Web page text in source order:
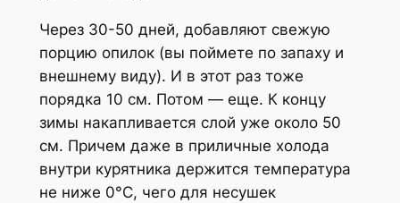
Через 30-50 дней, добавляют свежую
порцию опилок (вы поймете по запаху и
внешнему виду). И в этот раз тоже
порядка 10 см. Потом — еще. К концу
зимы накапливается слой уже около 50
см. Причем даже в приличные холода
внутри курятника держится температура
не ниже 0°C, чего для несушек